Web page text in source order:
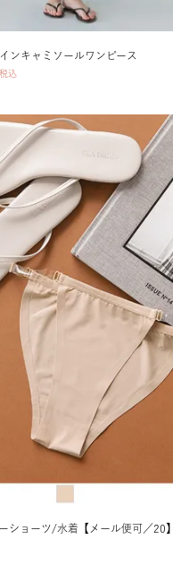
ンキャミソールワンピース
税込
ショーツ/水着【メール便可／20】